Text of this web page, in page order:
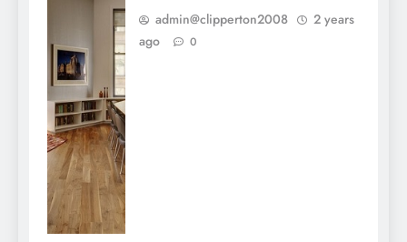
admin@clipperton2008
2 years
ago
0